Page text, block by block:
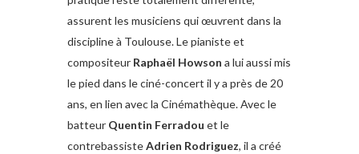
assurent les musiciens qui œuvrent dans la
discipline à Toulouse. Le pianiste et
compositeur Raphaël Howson a lui aussi mis
le pied dans le ciné-concert il y a près de 20
ans, en lien avec la Cinémathèque. Avec le
batteur Quentin Ferradou et le
contrebassisteAdrien Rodriguez, il a créé